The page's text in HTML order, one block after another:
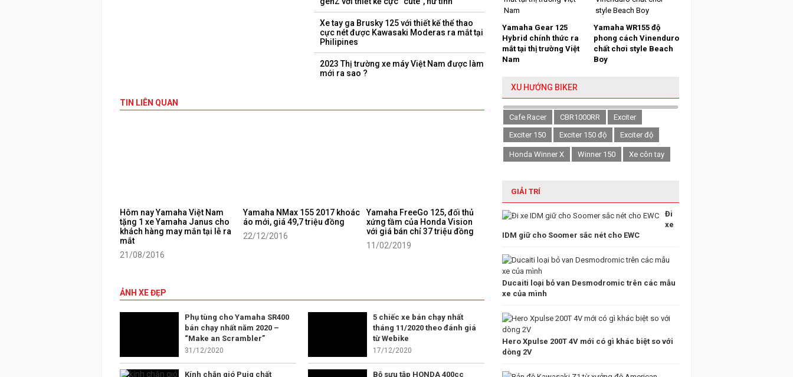
Xe tay ga Brusky 125 với thiết kế thể thao
cực nét được Kawasaki Moderas ra mắt tại
Philipines
2023 Thị trường xe máy Việt Nam được làm
mới ra sao ?
TIN LIÊN QUAN
Hôm nay Yamaha Việt Nam
tặng 1 xe Yamaha Janus cho
khách hàng may mắn tại lễ ra
mắt
21/08/2016
Yamaha NMax 155 2017 khoác
áo mới, giá 49,7 triệu đồng
22/12/2016
Yamaha FreeGo 125, đối thủ
xứng tầm của Honda Vision
với giá bán chỉ 37 triệu đồng
11/02/2019
ẢNH XE ĐẸP
Phụ tùng cho Yamaha SR400
bán chạy nhất năm 2020 –
“Make an Scrambler”
31/12/2020
5 chiếc xe bán chạy nhất
tháng 11/2020 theo đánh giá
từ Webike
17/12/2020
Kính chắn gió Puig chất Bộ sưu tập HONDA 400cc
Yamaha Gear 125
Hybrid chính thức ra
mắt tại thị trường Việt
Nam
Yamaha WR155 độ
phong cách Vinenduro
chất chơi style Beach
Boy
XU HƯỚNG BIKER
Cafe Racer CBR1000RR
Exciter
Exciter 150
Exciter 150 độ Exciter độ
Honda Winner X Winner 150 Xe côn tay
GIẢI TRÍ
Đi
xe
IDM giữ cho Soomer sắc nét cho EWC
Ducaiti loại bỏ van Desmodromic trên các mẫu
xe của mình
Hero Xpulse 200T 4V mới có gì khác biệt so với
dòng 2V